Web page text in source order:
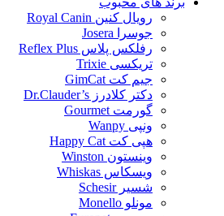
رویال کنین Royal Canin
جوسرا Josera
رفلکس پلاس Reflex Plus
تریکسی Trixie
جیم کت GimCat
دکتر کلادرز Dr.Clauder’s
گورمت Gourmet
ونپی Wanpy
هپی کت Happy Cat
وینستون Winston
ویسکاس Whiskas
شسیر Schesir
مونلو Monello